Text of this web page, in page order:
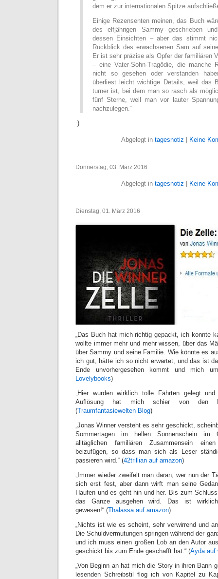
dem er zur internationalen Spitze
Einige Rezensenten meinen, das Buch
des elfjährigen Sammy geschrieben
dessen Einsichten – aber das stimmt
Rückblick des erwachsenen Sam auf
Er ist sehr präzise als Opfer der familiären
– eine Vater-Sohn-Tragödie, die manche
nicht so gesehen oder verstanden
überliest leicht wichtige Details, weil das
turner ist, bei dem man so rasch als
fünf Sterne, weil man vor lauter
nachzulegen.“
:)
Abgelegt in tagesnotiz Keine
Donnerstag, 03. März 2016
Abgelegt in tagesnotiz Keine
Dienstag, 01. März 2016
„Das Buch hat mich richtig gepackt, ich konnte
wollte immer mehr und mehr wissen, über das
über Sammy und seine Familie. Wie könnte es
ich gut, hätte ich so nicht erwartet, und das ist
Ende unvorhergesehen kommt und mich
Lovelybooks)
„Hier wurden wirklich tolle Fährten gelegt
Auflösung hat mich schier von den
(Traumfantasiewelten Blog)
„Jonas Winner versteht es sehr geschickt,
Sommertagen im hellen Sonnenschein im
alltäglichen familiären Zusammensein
beizufügen, so dass man sich als Leser
passieren wird.“ (42trillian auf amazon)
„Immer wieder zweifelt man daran, wer nun der
sich erst fest, aber dann wirft man seine
Haufen und es geht hin und her. Bis zum
das Ganze ausgehen wird. Das ist wirklich
gewesen!“ (Thalassa auf amazon)
„Nichts ist wie es scheint, sehr verwirrend und
Die Schuldvermutungen springen während der
und ich muss einen großen Lob an den Autor
geschickt bis zum Ende geschafft hat.“ (Ayda auf
„Von Beginn an hat mich die Story in ihren Bann
lesenden Schreibstil flog ich von Kapitel zu